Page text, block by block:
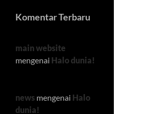
Komentar Terbaru
main website
mengenai Halo dunia!
news mengenai Halo
dunia!